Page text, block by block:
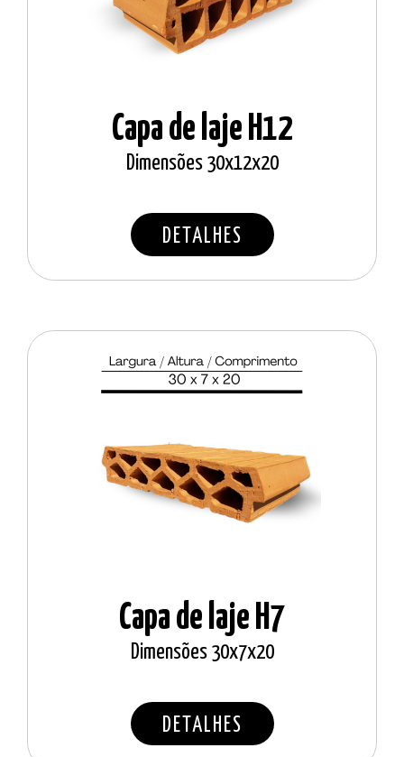
Capa de laje H12
Dimensões 30x12x20
DETALHES
Capa de laje H7
Dimensões 30x7x20
DETALHES